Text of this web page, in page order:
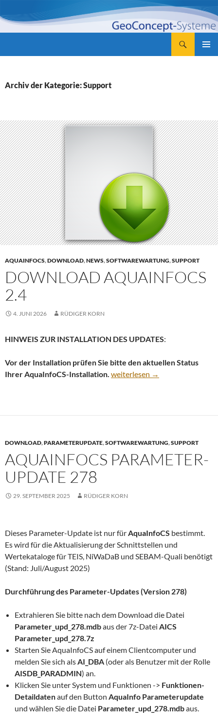
Inhalt
springen
Archiv der Kategorie: Support
AQUAINFOCS,DOWNLOAD,NEWS,SOFTWAREWARTUNG,SUPPORT
DOWNLOAD AQUAINFOCS
2.4
4. JUNI 2026 RÜDIGER KORN
HINWEIS ZUR INSTALLATION DES UPDATES:
Vor der Installation prüfen Sie bitte den aktuellen Status
Ihrer AquaInfoCS-Installation. Download AquaInfoCS 2.4
weiterlesen →
DOWNLOAD,PARAMETERUPDATE,SOFTWAREWARTUNG,SUPPORT
AQUAINFOCS PARAMETER-
UPDATE 278
29. SEPTEMBER 2025 RÜDIGER KORN
Dieses Parameter-Update ist nur fürAquaInfoCS bestimmt.
Es wird für die Aktualisierung der Schnittstellen und
Wertekataloge für TEIS, NiWaDaB und SEBAM-Quali benötigt
(Stand: Juli/August 2025)
Durchführung des Parameter-Updates (Version 278)
Extrahieren Sie bitte nach dem Download die Datei
Parameter_upd_278.mdbaus der 7z-Datei AICS
Parameter_upd_278.7z
Starten Sie AquaInfoCS auf einem Clientcomputer und
melden Sie sich alsAI_DBA (oder als Benutzer mit der Rolle
AISDB_PARADMIN) an.
Klicken Sie unter System und Funktionen -> Funktionen-
Detaildatenauf den Button AquaInfo Parameterupdate
und wählen Sie die Datei Parameter_upd_278.mdbaus.